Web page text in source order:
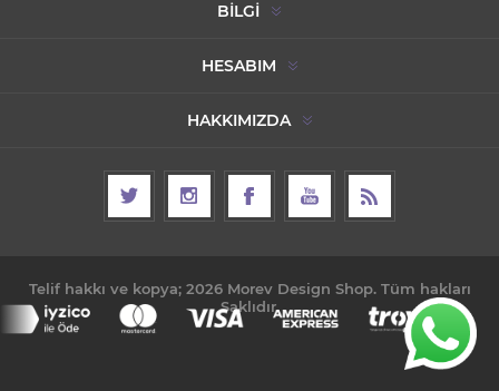
BILGI
HESABIM
HAKKIMIZDA
Telif hakkı ve kopya; 2026 Morev Design Shop. Tüm hakları
Saklıdır.